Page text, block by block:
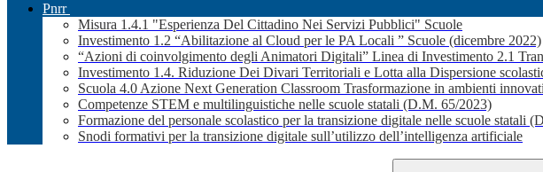
Pnrr
Misura 1.4.1 "Esperienza Del Cittadino Nei Servizi Pubblici" Scuole
Investimento 1.2 “Abilitazione al Cloud per le PA Locali ” Scuole (dicembre 2022)
“Azioni di coinvolgimento degli Animatori Digitali” Linea di Investimento 2.1
Investimento 1.4. Riduzione Dei Divari Territoriali e Lotta alla Dispersione
Scuola 4.0 Azione Next Generation Classroom Trasformazione in ambienti
Competenze STEM e multilinguistiche nelle scuole statali (D.M. 65/2023)
Formazione del personale scolastico per la transizione digitale nelle scuole statali
Snodi formativi per la transizione digitale sull’utilizzo dell’intelligenza artificiale